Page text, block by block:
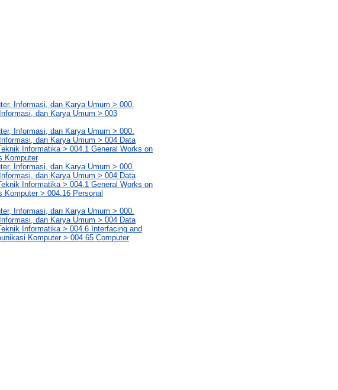
Informasi, dan Karya Umum > 000.
dan Karya Umum > 003
Informasi, dan Karya Umum > 000.
dan Karya Umum > 004 Data
Informatika > 004.1 General Works on
Komputer
Informasi, dan Karya Umum > 000.
dan Karya Umum > 004 Data
Informatika > 004.1 General Works on
Komputer > 004.16 Personal
Informasi, dan Karya Umum > 000.
dan Karya Umum > 004 Data
Informatika > 004.6 Interfacing and
Komputer > 004.65 Computer